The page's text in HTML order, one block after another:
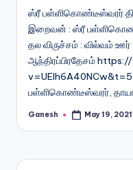
ஸ்ரீ பள்ளிகொண்டீஸ்வரர்
இறைவன் : ஸ்ரீ
தல விருச்சம் : வில்வம் ஊர் :
ஆந்திரப்பிரதேசம்
பள்ளிகொண்டீஸ்வரர்,
Posted
Ganesh May 19, 2021